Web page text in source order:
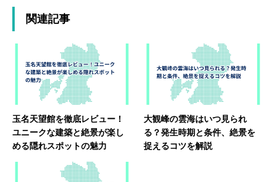
関連記事
玉名天望館を徹底レビュー！
ユニークな建築と絶景が楽し
める隠れスポットの魅力
大観峰の雲海はいつ見られ
る？発生時期と条件、絶景を
捉えるコツを解説